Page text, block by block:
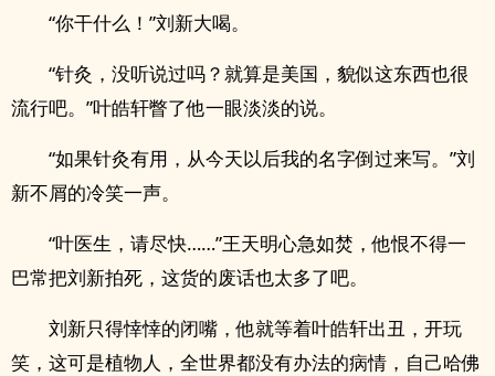
“你干什么！”刘新大喝。
“针灸，没听说过吗？就算是美国，貌似这东西也很
流行吧。”叶皓轩瞥了他一眼淡淡的说。
“如果针灸有用，从今天以后我的名字倒过来写。”刘
新不屑的冷笑一声。
“叶医生，请尽快……”王天明心急如焚，他恨不得一
巴常把刘新拍死，这货的废话也太多了吧。
刘新只得悻悻的闭嘴，他就等着叶皓轩出丑，开玩
笑，这可是植物人，全世界都没有办法的病情，自己哈佛